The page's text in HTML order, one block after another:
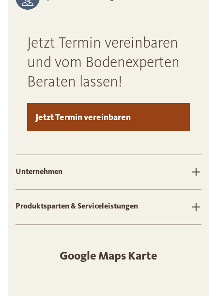
Jetzt Termin vereinbaren
und vom Bodenexperten
Beraten lassen!
Jetzt Termin vereinbaren
Unternehmen
Produktsparten & Serviceleistungen
Google Maps Karte